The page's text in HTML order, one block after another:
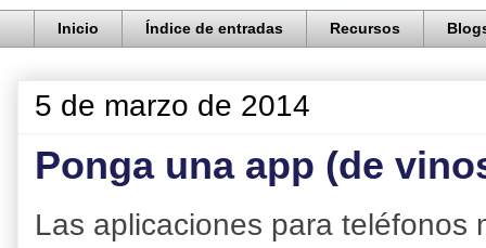
Inicio Índice de entradas Recursos
5 de marzo de 2014
Ponga una app (de
Las aplicaciones para teléfonos